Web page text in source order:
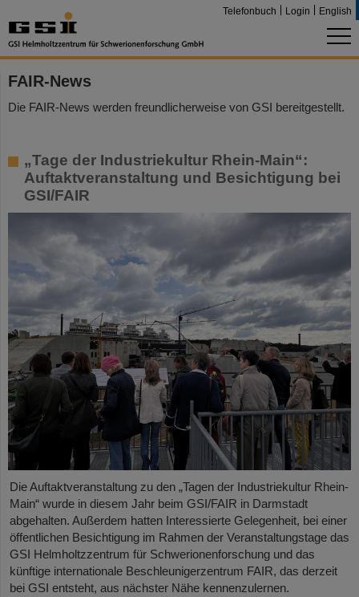
Telefonbuch Login English
FAIR-News
Die FAIR-News werden freundlicherweise von GSI bereitgestellt.
„Tage der Industriekultur Rhein-Main“:
Auftaktveranstaltung und Besichtigung bei
GSI/FAIR
Die Auftaktveranstaltung zu den „Tagen der Industriekultur Rhein-
Main“ wurde in diesem Jahr beim GSI/FAIR in Darmstadt
abgehalten. Außerdem hatten Interessierte Gelegenheit, bei einer
öffentlichen Besichtigung im Rahmen der Veranstaltungstage das
GSI Helmholtzzentrum für Schwerionenforschung und das
künftige internationale Beschleunigerzentrum FAIR, das derzeit
bei GSI entsteht, aus nächster Nähe kennenzulernen.